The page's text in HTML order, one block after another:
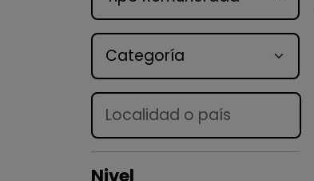
Categoría
Lugar
Nivel